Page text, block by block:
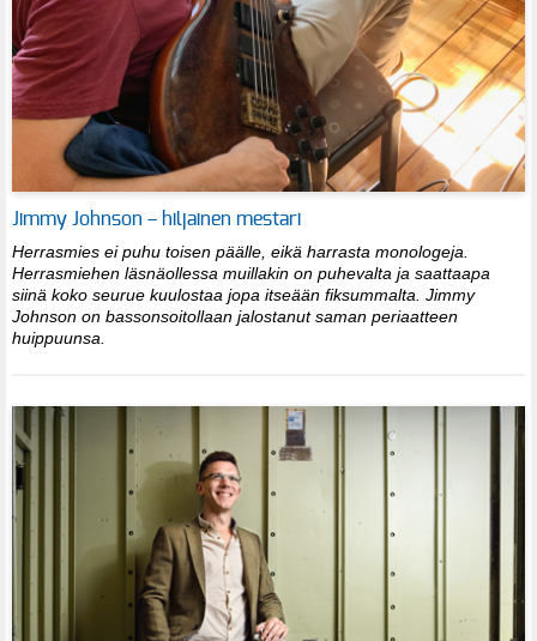
Jimmy Johnson – hiljainen mestari
Herrasmies ei puhu toisen päälle, eikä harrasta monologeja.
Herrasmiehen läsnäollessa muillakin on puhevalta ja saattaapa
siinä koko seurue kuulostaa jopa itseään fiksummalta. Jimmy
Johnson on bassonsoitollaan jalostanut saman periaatteen
huippuunsa.